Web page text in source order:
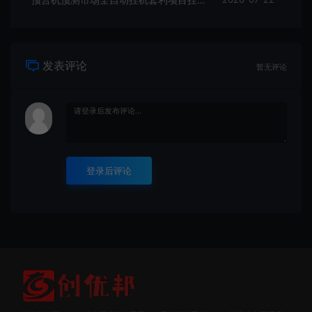
发表评论 暂无评论
登录后评论